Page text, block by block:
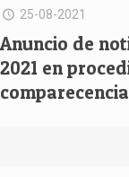
25-08-2021
Anuncio de
2021 en